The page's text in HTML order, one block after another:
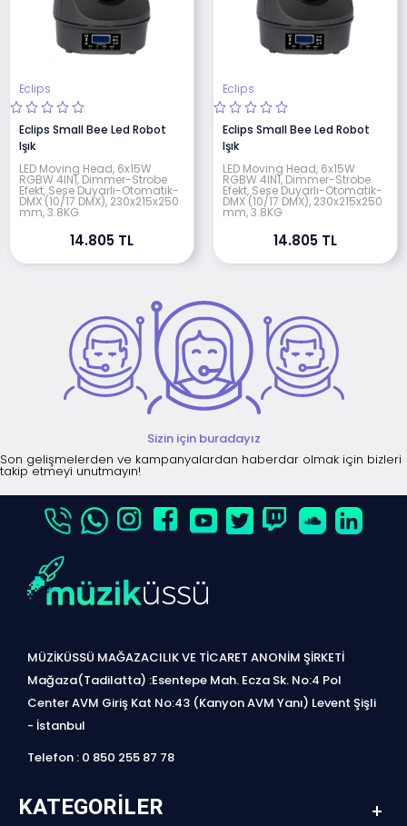
Eclips
Eclips Small Bee Led Robot
Işık
LED Moving Head, 6x15W
RGBW 4IN1, Dimmer-Strobe
Efekt, Sese Duyarlı-Otomatik-
DMX (10/17 DMX), 230x215x250
mm, 3.8KG
14.805 TL
Eclips
Eclips Small Bee Led Robot
Işık
LED Moving Head, 6x15W
RGBW 4IN1, Dimmer-Strobe
Efekt, Sese Duyarlı-Otomatik-
DMX (10/17 DMX), 230x215x250
mm, 3.8KG
14.805 TL
Sizin için buradayız
Son gelişmelerden ve kampanyalardan haberdar olmak için bizleri
takip etmeyi unutmayın!
MÜZİKÜSSÜ MAĞAZACILIK VE TİCARET ANONİM ŞİRKETİ
Mağaza(Tadilatta) :Esentepe Mah. Ecza Sk. No:4 Pol
Center AVM Giriş Kat No:43 (Kanyon AVM Yanı) Levent Şişli
- İstanbul
Telefon : 0 850 255 87 78
KATEGORILER